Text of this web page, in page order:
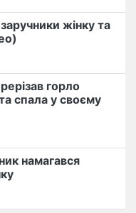
жінку та
горло
спала у своєму
намагався